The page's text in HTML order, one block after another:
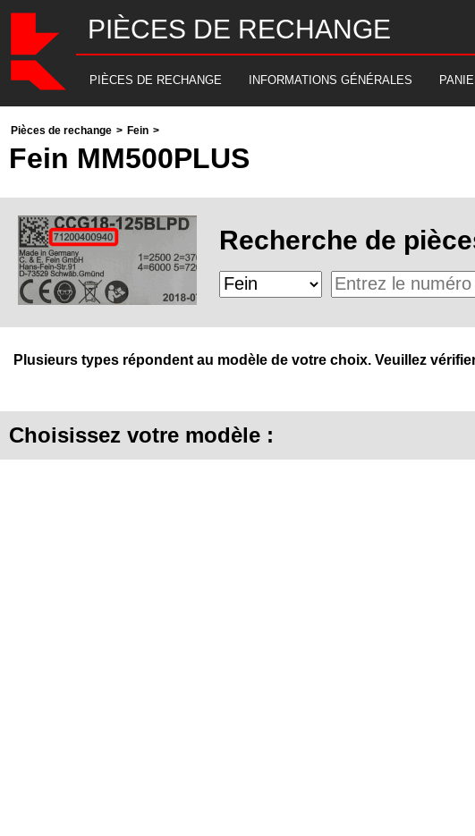
PIÈCES DE RECHANGE
PIÈCES DE RECHANGE INFORMATIONS GÉNÉRALES
Pièces de rechange > Fein >
Fein MM500PLUS
Recherche de
Plusieurs types répondent au modèle de votre choix. Veuillez
Choisissez votre modèle :